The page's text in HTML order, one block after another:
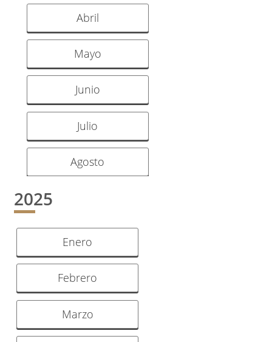
Abril
Mayo
Junio
Julio
Agosto
2025
Enero
Febrero
Marzo